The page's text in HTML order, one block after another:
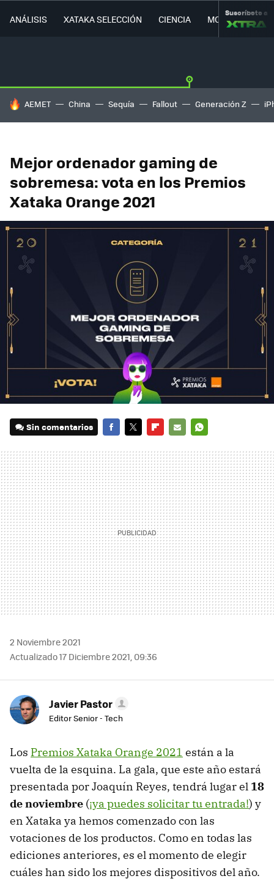
ANÁLISIS XATAKA SELECCIÓN CIENCIA MOVILIDAD
Suscríbete a
HOY SE HABLA DE
AEMET China Sequía Fallout Generación Z
Mejor ordenador gaming de
sobremesa: vota en los Premios
Xataka Orange 2021
Sin comentarios
MAIL
2 Noviembre 2021
Actualizado 17 Diciembre 2021, 09:36
Javier Pastor
Editor Senior - Tech
Los Premios Xataka Orange 2021 están a la
vuelta de la esquina. La gala, que este año estará
presentada por Joaquín Reyes, tendrá lugar el 18
de noviembre (¡ya puedes solicitar tu entrada!) y
en Xataka ya hemos comenzado con las
votaciones de los productos. Como en todas las
ediciones anteriores, es el momento de elegir
cuáles han sido los mejores dispositivos del año.